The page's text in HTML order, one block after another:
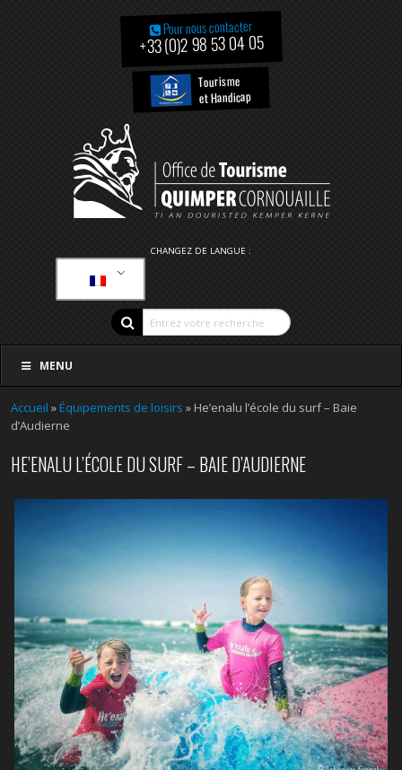
Pour nous contacter
+33 (0)2 98 53 04 05
Tourisme
et Handicap
CHANGEZ DE LANGUE :
MENU
Accueil »Équipements de loisirs » He’enalu l’école du surf – Baie
d’Audierne
HE’ENALU L’ÉCOLE DU SURF – BAIE D’AUDIERNE